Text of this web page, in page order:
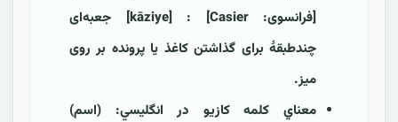
[فرانسوی: Casier] : [kāziye] جعبه‌ای
چندطبقۀ برای گذاشتن کاغذ یا پرونده بر روی
میز.
معناي کلمه کازيو در انگليسي: (اسم)